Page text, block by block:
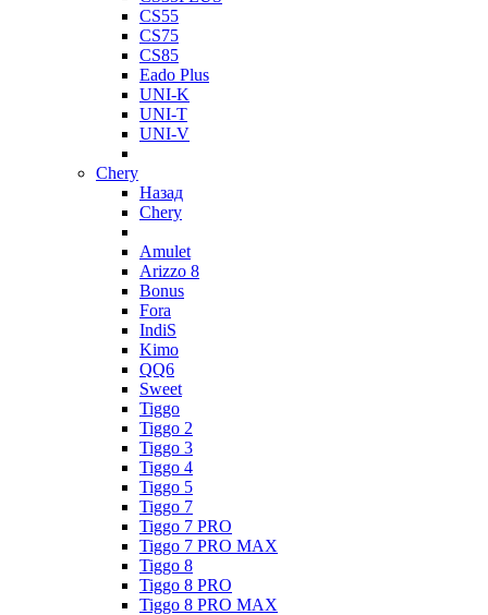
CS55
CS75
CS85
Eado Plus
UNI-K
UNI-T
UNI-V
Chery
Назад
Chery
Amulet
Arizzo 8
Bonus
Fora
IndiS
Kimo
QQ6
Sweet
Tiggo
Tiggo 2
Tiggo 3
Tiggo 4
Tiggo 5
Tiggo 7
Tiggo 7 PRO
Tiggo 7 PRO MAX
Tiggo 8
Tiggo 8 PRO
Tiggo 8 PRO MAX